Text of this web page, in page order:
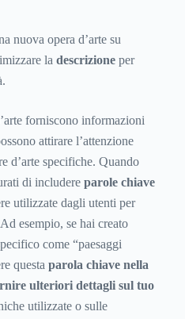
nuova opera d’arte su
la descrizione per
forniscono informazioni
attirare l’attenzione
d’arte specifiche. Quando
di includere parole chiave
utilizzate dagli utenti per
esempio, se hai creato
come “paesaggi
questa parola chiave nella
ulteriori dettagli sul tuo
utilizzate o sulle